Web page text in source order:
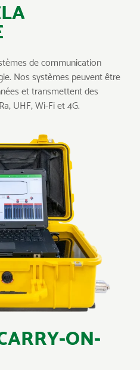
de communication
Nos systèmes peuvent être
et transmettent des
UHF, Wi-Fi et 4G.
ON-